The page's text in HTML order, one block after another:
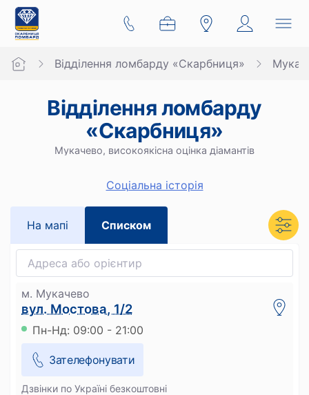
Відділення ломбарду «Скарбниця»
Відділення ломбарду
«Скарбниця»
Мукачево, високоякісна оцінка діамантів
Cоціальна історія
На мапi Списком
м. Мукачево
вул. Мостова, 1/2
Пн-Нд: 09:00 - 21:00
Зателефонувати
Дзвінки по Україні безкоштовні